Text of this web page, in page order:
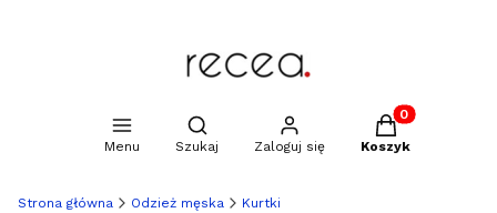
Menu
Otwórz wyszukiwarkę
Szukaj Zaloguj się
Produkty w
Koszyk
Strona główna Odzież męska Kurtki